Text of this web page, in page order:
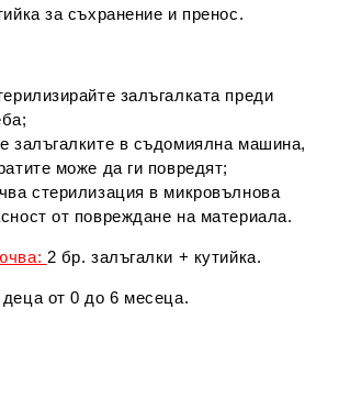
за съхранение и пренос.
залъгалката преди
залъгалките в съдомиялна машина,
може да ги повредят;
стерилизация в микровълнова
от повреждане на материала.
2 бр. залъгалки + кутийка.
деца от 0 до 6 месеца.